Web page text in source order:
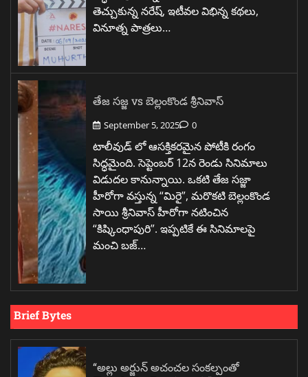
తెచ్చుకున్న నరేష్, ఇటీవల విభిన్న కథలు,
వినూత్న పాత్రలు…
తేజ సజ్జ vs బెల్లంకొండ శ్రీనివాస్
September 5, 2025 0
టాలీవుడ్ లో ఆసక్తికరమైన పోటీకి రంగం
సిద్ధమైంది. సెప్టెంబర్ 12న రెండు సినిమాలు
విడుదల కానున్నాయి. ఒకటి తేజ సజ్జా
హీరోగా వస్తున్న “మిరై”, మరొకటి బెల్లంకొండ
సాయి శ్రీనివాస్ హీరోగా నటించిన
“కిష్కింధాపురి”. ఇప్పటికే ఈ సినిమాలపై
మంచి బజ్…
Brief Bytes
“అల్లు అర్జున్ అచంచల సంకల్పంతో